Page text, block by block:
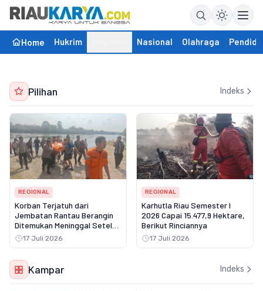
Home Hukrim Nasional Olahraga
Pilihan Indeks
REGIONAL
Korban Terjatuh dari
Jembatan Rantau Berangin
Ditemukan Meninggal Setelah
Tiga Hari Pencarian
17 Juli 2026
REGIONAL
Karhutla Riau Semester I
2026 Capai 15.477,9 Hektare,
Berikut Rinciannya
17 Juli 2026
Kampar Indeks